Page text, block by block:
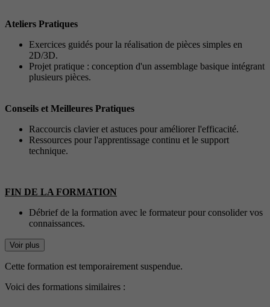
Ateliers Pratiques
Exercices guidés pour la réalisation de pièces simples en
2D/3D.
Projet pratique : conception d'un assemblage basique intégrant
plusieurs pièces.
Conseils et Meilleures Pratiques
Raccourcis clavier et astuces pour améliorer l'efficacité.
Ressources pour l'apprentissage continu et le support
technique.
FIN DE LA FORMATION
Débrief de la formation avec le formateur pour consolider vos
connaissances.
Voir plus
Cette formation est temporairement suspendue.
Voici des formations similaires :